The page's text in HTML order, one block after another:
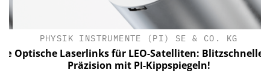
PHYSIK INSTRUMENTE (PI) SE & CO. KG
Optische Laserlinks für LEO-Satelliten: Blitzschnelle
Präzision mit PI-Kippspiegeln!